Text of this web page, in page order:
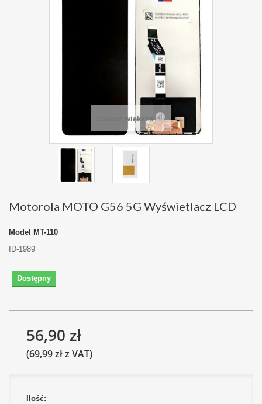
Zobacz większe
Motorola MOTO G56 5G Wyświetlacz LCD
Model
MT-110
ID-1989
Dostępny
56,90 zł
(69,99 zł z VAT)
Ilość: